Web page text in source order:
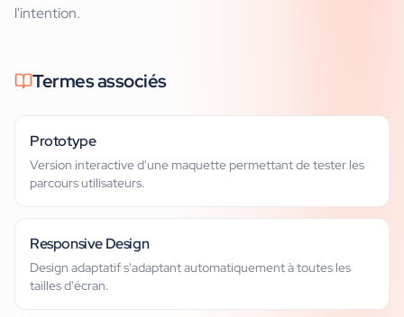
l'intention.
Termes associés
Prototype
Version interactive d'une maquette permettant de tester les
parcours utilisateurs.
Responsive Design
Design adaptatif s'adaptant automatiquement à toutes les
tailles d'écran.